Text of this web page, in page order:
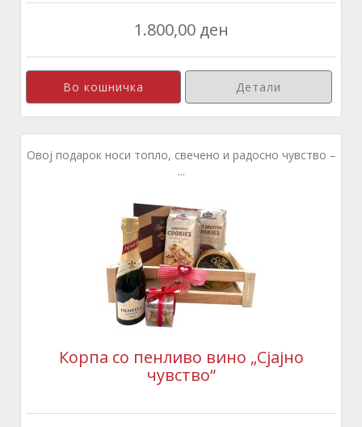
1.800,00 ден
Детали
Овој подарок носи топло, свечено и радосно чувство –
...
Корпа со пенливо вино „Сјајно
чувство“